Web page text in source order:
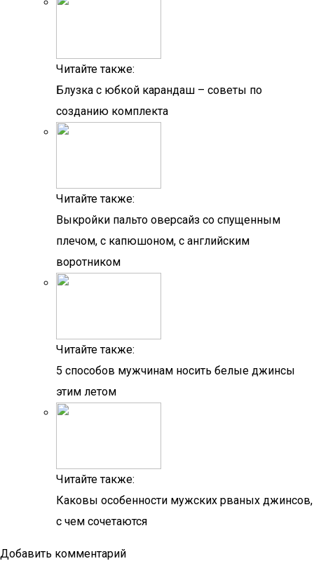
Читайте также:
Блузка с юбкой карандаш – советы по
созданию комплекта
Читайте также:
Выкройки пальто оверсайз со спущенным
плечом, с капюшоном, с английским
воротником
Читайте также:
5 способов мужчинам носить белые джинсы
этим летом
Читайте также:
Каковы особенности мужских рваных джинсов,
с чем сочетаются
Добавить комментарий